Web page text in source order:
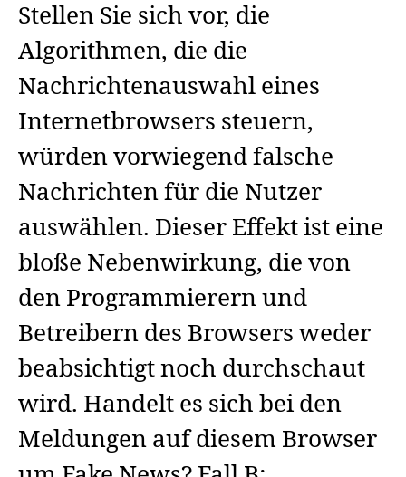
Stellen Sie sich vor, die
Algorithmen, die die
Nachrichtenauswahl eines
Internetbrowsers steuern,
würden vorwiegend falsche
Nachrichten für die Nutzer
auswählen. Dieser Effekt ist eine
bloße Nebenwirkung, die von
den Programmierern und
Betreibern des Browsers weder
beabsichtigt noch durchschaut
wird. Handelt es sich bei den
Meldungen auf diesem Browser